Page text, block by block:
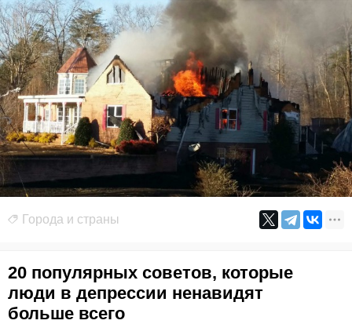
Города и страны
20 популярных советов, которые
люди в депрессии ненавидят
больше всего